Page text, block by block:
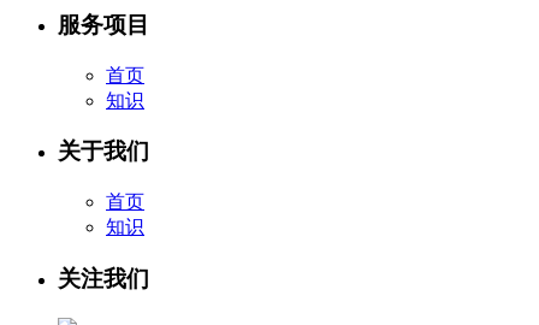
服务项目
首页
知识
关于我们
首页
知识
关注我们